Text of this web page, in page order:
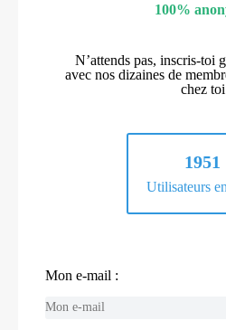
100%
N’attends pas, inscris-toi
avec nos dizaines de
chez toi
1951
Utilisateurs
Mon e-mail :